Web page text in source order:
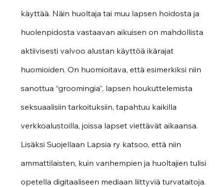
käyttää. Näin huoltaja tai muu lapsen hoidosta ja
huolenpidosta vastaavan aikuisen on mahdollista
aktiivisesti valvoo alustan käyttöä ikärajat
huomioiden. On huomioitava, että esimerkiksi niin
sanottua “groomingia”, lapsen houkuttelemista
seksuaalisiin tarkoituksiin, tapahtuu kaikilla
verkkoalustoilla, joissa lapset viettävät aikaansa.
Lisäksi Suojellaan Lapsia ry katsoo, että niin
ammattilaisten, kuin vanhempien ja huoltajien tulisi
opetella digitaaliseen mediaan liittyviä turvataitoja.